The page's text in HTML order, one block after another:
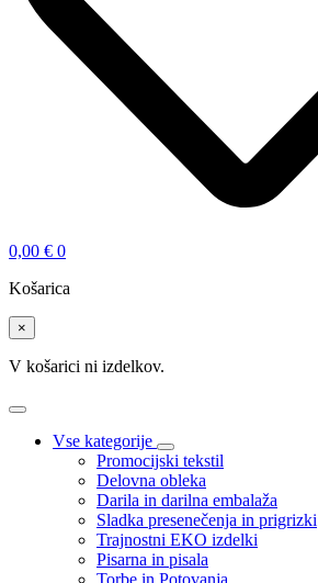
0,00 € 0
Košarica
×
V košarici ni izdelkov.
Vse kategorije
Promocijski tekstil
Delovna obleka
Darila in darilna embalaža
Sladka presenečenja in prigrizki
Trajnostni EKO izdelki
Pisarna in pisala